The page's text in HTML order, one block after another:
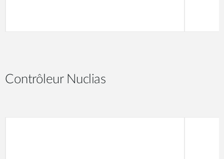
Contrôleur Nuclias